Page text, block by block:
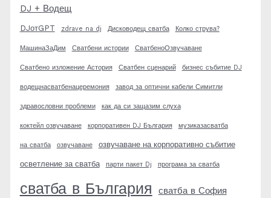
DJ + Водещ
DJотGPT zdrave na dj Дисководещ сватба Колко струва?
МашинаЗаДим Сватбени истории СватбеноОзвучаване
Сватбено изложение Астория Сватбен сценарий бизнес събитие DJ
водещнасватбенацеремония завод за оптични кабели Симитли
здравословни проблеми как да си защазим слуха
коктейл озвучаване корпоративен DJ България музиказасватба
на сватба озвучаване озвучаване на корпоративно събитие
осветление за сватба парти пакет Dj програма за сватба
сватба в България сватба в София